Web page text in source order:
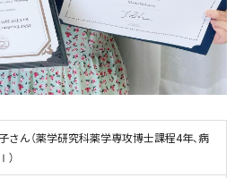
さん（薬学研究科薬学専攻博士課程4年、病